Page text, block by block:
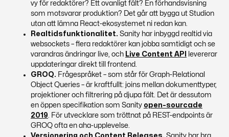
vy för redaktörer? Ett ovanligt fält? En förhandsvisning
som motsvarar produktion? Det går att bygga ut Studion
utan att lämna React-ekosystemet ni redan kan.
Realtidsfunktionalitet. Sanity har inbyggd realtid via
websockets – flera redaktörer kan jobba samtidigt och se
varandras ändringar live, och Live Content API
levererar
uppdateringar direkt till frontend.
GROQ. Frågespråket – som står för Graph-Relational
Object Queries – är kraftfullt: joins mellan dokumenttyper,
projektioner och filtrering på djupa fält. Det är dessutom
en öppen specifikation som Sanity open-sourcade
2019 . För utvecklare som tröttnat på REST-endpoints är
GROQ ofta en aha-upplevelse.